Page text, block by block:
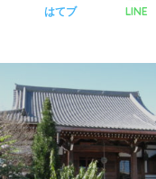
はてブ LINE